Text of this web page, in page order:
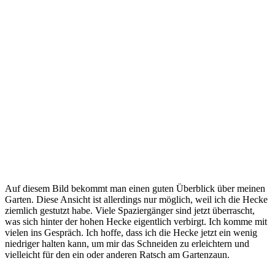
Auf diesem Bild bekommt man einen guten Überblick über meinen
Garten. Diese Ansicht ist allerdings nur möglich, weil ich die Hecke
ziemlich gestutzt habe. Viele Spaziergänger sind jetzt überrascht,
was sich hinter der hohen Hecke eigentlich verbirgt. Ich komme mit
vielen ins Gespräch. Ich hoffe, dass ich die Hecke jetzt ein wenig
niedriger halten kann, um mir das Schneiden zu erleichtern und
vielleicht für den ein oder anderen Ratsch am Gartenzaun.